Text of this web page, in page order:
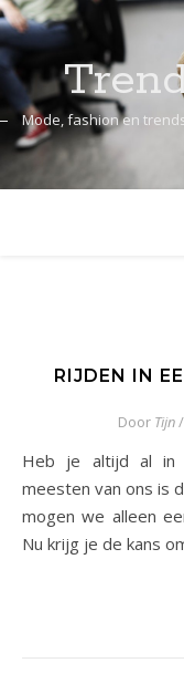
Mode, fashion en
RIJDEN IN
Door Tijn/
Heb je altijd al in een Ferrari willen rijden? Voor de
meesten van ons is
mogen we alleen
Nu krijg je de kans